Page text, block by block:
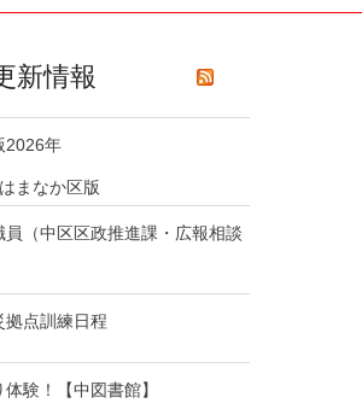
新情報
2026年
まなか区版
員（中区区政推進課・広報相談
拠点訓練日程
験！【中図書館】